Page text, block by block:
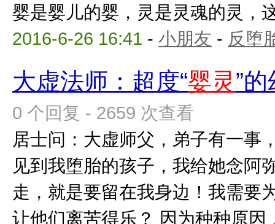
婴是婴儿的婴，灵是灵魂的灵，
2016-6-26 16:41 - 小朋友 - 反堕
大虚法师：超度“婴灵”
0 个回复 - 2659 次查看
居士问：大虚师父，弟子有一事
见到我堕胎的孩子，我给她念阿
走，就是要留在我身边！我需要
让他们离苦得乐？ 因为种种原因